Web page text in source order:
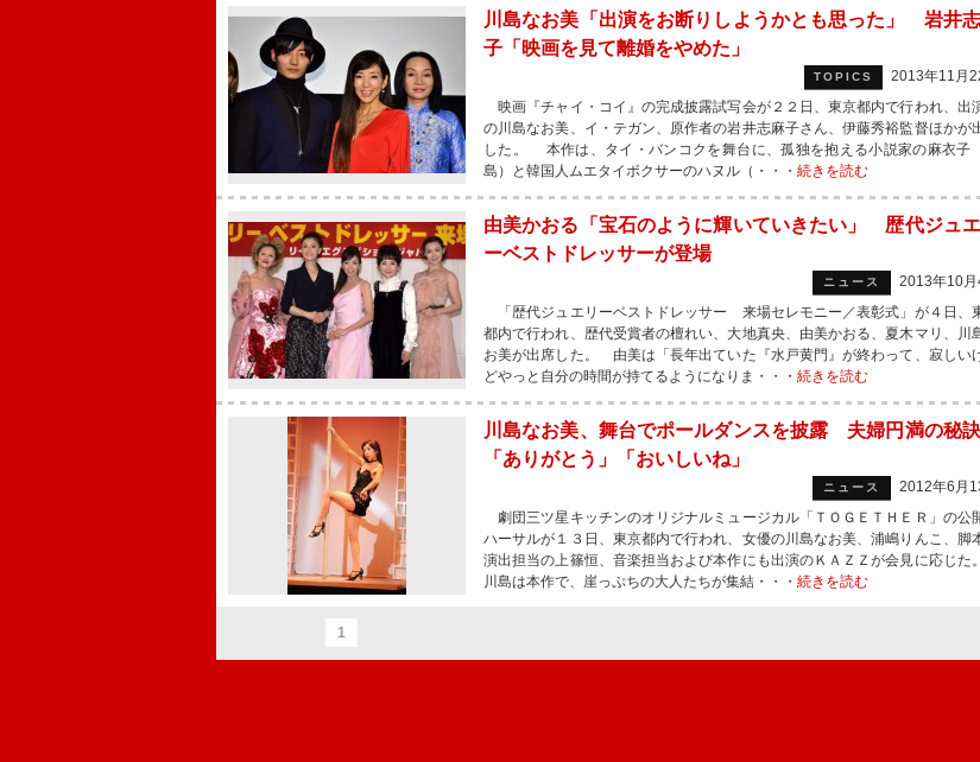
川島なお美「出演をお断りしようかとも思った」 岩井
子「映画を見て離婚をやめた」
TOPICS
2013年11月
映画『チャイ・コイ』の完成披露試写会が２２日、東京都内で行われ、出
の川島なお美、イ・テガン、原作者の岩井志麻子さん、伊藤秀裕監督ほかが
した。 本作は、タイ・バンコクを舞台に、孤独を抱える小説家の麻衣子
島）と韓国人ムエタイボクサーのハヌル（・・・ 続きを読む
由美かおる「宝石のように輝いていきたい」 歴代ジュ
ーベストドレッサーが登場
ニュース
2013年10月
「歴代ジュエリーベストドレッサー 来場セレモニー／表彰式」が４日、
都内で行われ、歴代受賞者の檀れい、大地真央、由美かおる、夏木マリ、川
お美が出席した。 由美は「長年出ていた『水戸黄門』が終わって、寂しい
どやっと自分の時間が持てるようになりま・・・ 続きを読む
川島なお美、舞台でポールダンスを披露 夫婦円満の秘
「ありがとう」「おいしいね」
ニュース
2012年6月
劇団三ツ星キッチンのオリジナルミュージカル「ＴＯＧＥＴＨＥＲ」の公
ハーサルが１３日、東京都内で行われ、女優の川島なお美、浦嶋りんこ、脚
演出担当の上篠恒、音楽担当および本作にも出演のＫＡＺＺが会見に応じた
川島は本作で、崖っぷちの大人たちが集結・・・ 続きを読む
1